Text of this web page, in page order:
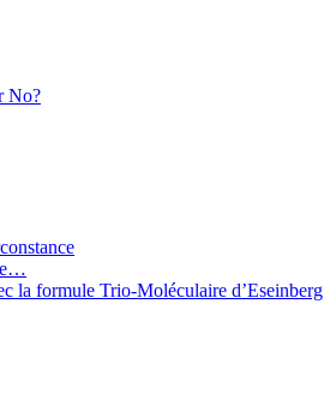
No?
la formule Trio-Moléculaire d’Eseinberg